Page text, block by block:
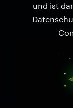
und ist